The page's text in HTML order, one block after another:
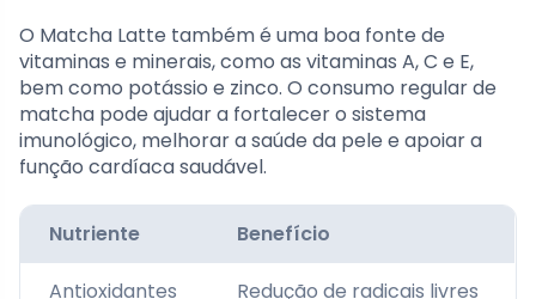
O Matcha Latte também é uma boa fonte de
vitaminas e minerais, como as vitaminas A, C e E,
bem como potássio e zinco. O consumo regular de
matcha pode ajudar a fortalecer o sistema
imunológico, melhorar a saúde da pele e apoiar a
função cardíaca saudável.
Nutriente Benefício
Antioxidantes Redução de radicais livres